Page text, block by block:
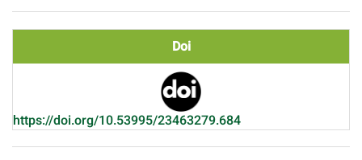
Doi
https://doi.org/10.53995/23463279.684